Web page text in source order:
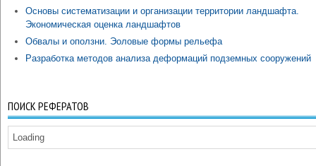
Основы систематизации и организации территории ландшафта.
Экономическая оценка ландшафтов
Обвалы и оползни. Эоловые формы рельефа
Разработка методов анализа деформаций подземных сооружений
ПОИСК РЕФЕРАТОВ
Loading